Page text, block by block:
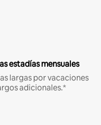
estadías mensuales
largas por vacaciones
adicionales.*